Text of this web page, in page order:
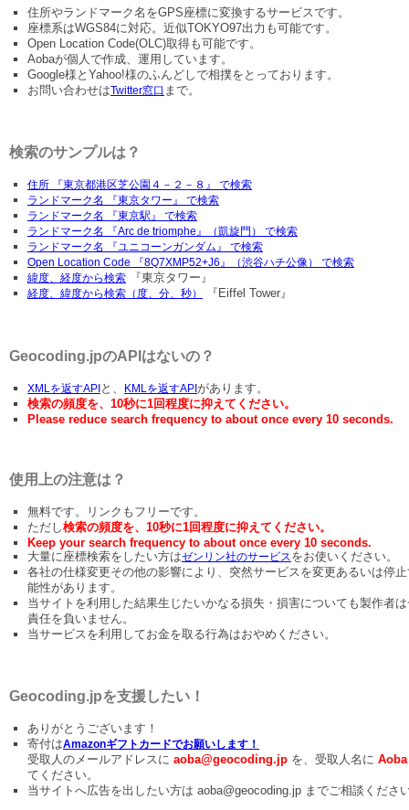
住所やランドマーク名をGPS座標に変換するサービスです。
座標系はWGS84に対応。近似TOKYO97出力も可能です。
Open Location Code(OLC)取得も可能です。
Aobaが個人で作成、運用しています。
Google様とYahoo!様のふんどしで相撲をとっております。
お問い合わせはTwitter窓口 まで。
検索のサンプルは？
住所 『東京都港区芝公園４－２－８』 で検索
ランドマーク名 『東京タワー』 で検索
ランドマーク名 『東京駅』 で検索
ランドマーク名 『Arc de triomphe』（凱旋門） で検索
ランドマーク名 『ユニコーンガンダム』 で検索
Open Location Code 『8Q7XMP52+J6』（渋谷ハチ公像） で検索
緯度、経度から検索 『東京タワー』
経度、緯度から検索（度、分、秒） 『Eiffel Tower』
Geocoding.jpのAPIはないの？
XMLを返すAPIと、 KMLを返すAPIがあります。
検索の頻度を、10秒に1回程度に抑えてください。
Please reduce search frequency to about once every 10 seconds.
使用上の注意は？
無料です。リンクもフリーです。
ただし検索の頻度を、10秒に1回程度に抑えてください。
Keep your search frequency to about once every 10 seconds.
大量に座標検索をしたい方はゼンリン社のサービスをお使いください。
各社の仕様変更その他の影響により、突然サービスを変更あるいは停
能性があります。
当サイトを利用した結果生じたいかなる損失・損害についても製作者
責任を負いません。
当サービスを利用してお金を取る行為はおやめください。
Geocoding.jpを支援したい！
ありがとうございます！
寄付はAmazonギフトカードでお願いします！
受取人のメールアドレスに aoba@geocoding.jp を、受取人名に Aoba
てください。
当サイトへ広告を出したい方は aoba@geocoding.jp までご相談くださ